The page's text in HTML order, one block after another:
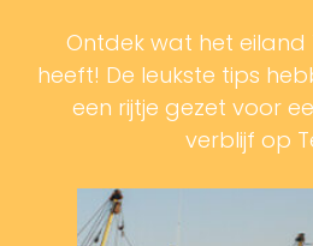
Ontdek wat het eiland
heeft! De leukste tips
een rijtje gezet voor
verblijf op